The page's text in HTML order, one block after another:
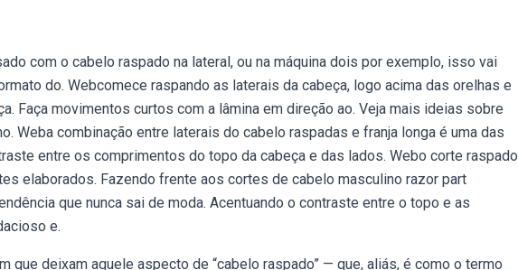
com o cabelo raspado na lateral, ou na máquina dois por exemplo, isso vai
do. Webcomece raspando as laterais da cabeça, logo acima das orelhas e
Faça movimentos curtos com a lâmina em direção ao. Veja mais ideias sobre
Weba combinação entre laterais do cabelo raspadas e franja longa é uma das
entre os comprimentos do topo da cabeça e das lados. Webo corte raspado
elaborados. Fazendo frente aos cortes de cabelo masculino razor part
que nunca sai de moda. Acentuando o contraste entre o topo e as
e.
que deixam aquele aspecto de “cabelo raspado” — que, aliás, é como o termo